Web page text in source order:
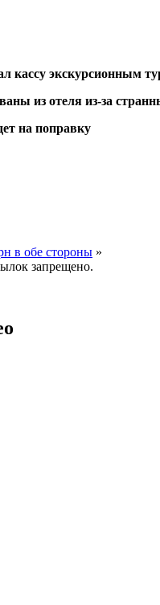
кассу экскурсионным
из отеля из-за
на поправку
в обе стороны »
запрещено.